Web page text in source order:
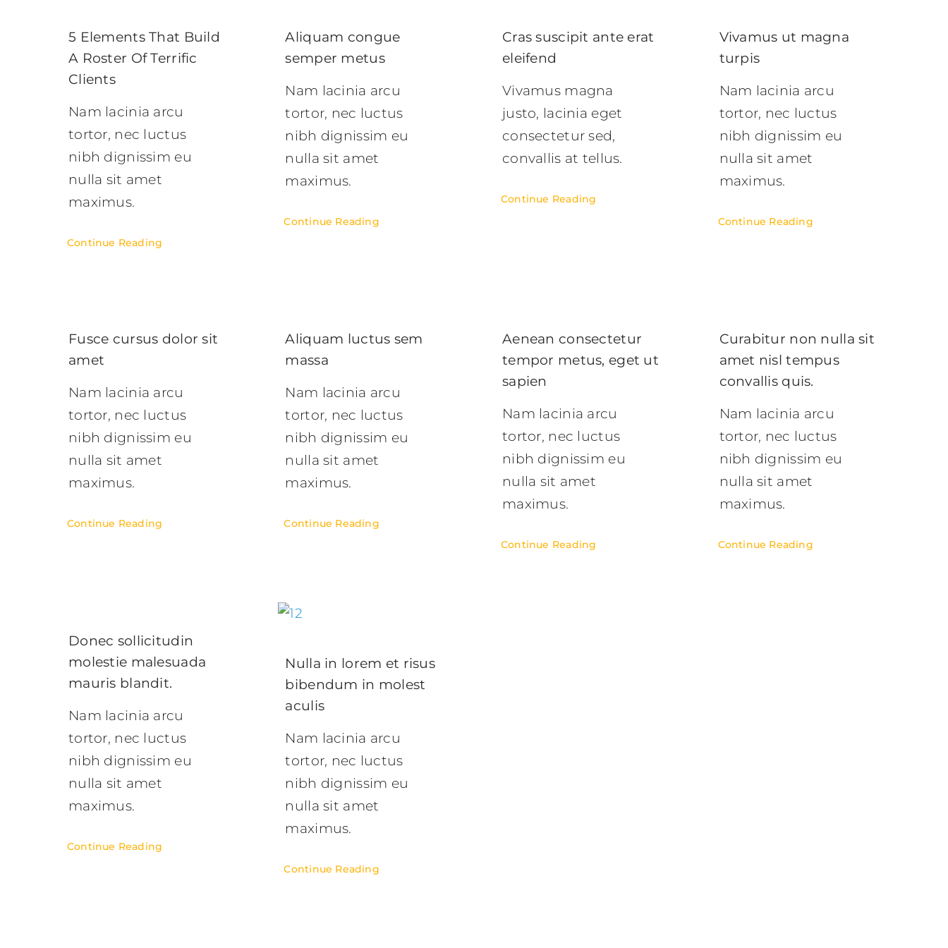
5 Elements That Build
A Roster Of Terrific
Clients
Nam lacinia arcu
tortor, nec luctus
nibh dignissim eu
nulla sit amet
maximus.
Continue Reading
Aliquam congue
semper metus
Nam lacinia arcu
tortor, nec luctus
nibh dignissim eu
nulla sit amet
maximus.
Continue Reading
Cras suscipit ante erat
eleifend
Vivamus magna
justo, lacinia eget
consectetur sed,
convallis at tellus.
Continue Reading
Vivamus ut magna
turpis
Nam lacinia arcu
tortor, nec luctus
nibh dignissim eu
nulla sit amet
maximus.
Continue Reading
Fusce cursus dolor sit
amet
Nam lacinia arcu
tortor, nec luctus
nibh dignissim eu
nulla sit amet
maximus.
Continue Reading
Aliquam luctus sem
massa
Nam lacinia arcu
tortor, nec luctus
nibh dignissim eu
nulla sit amet
maximus.
Continue Reading
Aenean consectetur
tempor metus, eget ut
sapien
Nam lacinia arcu
tortor, nec luctus
nibh dignissim eu
nulla sit amet
maximus.
Continue Reading
Curabitur non nulla sit
amet nisl tempus
convallis quis.
Nam lacinia arcu
tortor, nec luctus
nibh dignissim eu
nulla sit amet
maximus.
Continue Reading
Donec sollicitudin
molestie malesuada
mauris blandit.
Nam lacinia arcu
tortor, nec luctus
nibh dignissim eu
nulla sit amet
maximus.
Continue Reading
Nulla in lorem et risus
bibendum in molest
aculis
Nam lacinia arcu
tortor, nec luctus
nibh dignissim eu
nulla sit amet
maximus.
Continue Reading